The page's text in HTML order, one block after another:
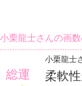
小栗龍士さんの画
総運
小栗龍士
柔軟